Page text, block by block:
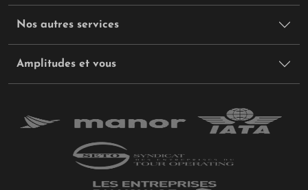
Nos autres services
Amplitudes et vous